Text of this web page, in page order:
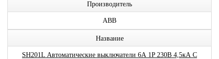
Производитель
ABB
Название
SH201L Автоматические выключатели 6А 1P 230В 4,5кА C